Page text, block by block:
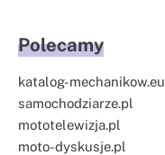
Polecamy
katalog-mechanikow.eu
samochodziarze.pl
mototelewizja.pl
moto-dyskusje.pl